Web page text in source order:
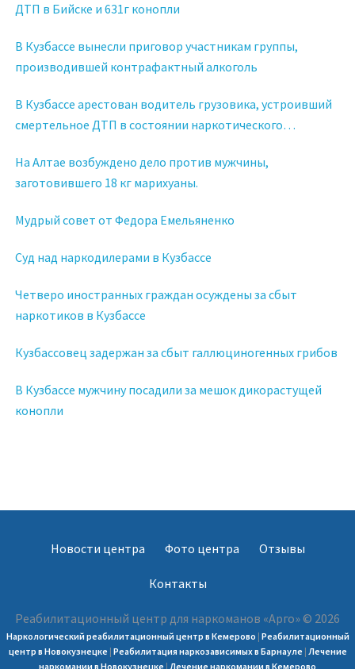
ДТП в Бийске и 631г конопли
В Кузбассе вынесли приговор участникам группы,
производившей контрафактный алкоголь
В Кузбассе арестован водитель грузовика, устроивший
смертельное ДТП в состоянии наркотического
На Алтае возбуждено дело против мужчины,
заготовившего 18 кг марихуаны.
Мудрый совет от Федора Емельяненко
Суд над наркодилерами в Кузбассе
Четверо иностранных граждан осуждены за сбыт
наркотиков в Кузбассе
Кузбассовец задержан за сбыт галлюциногенных грибов
В Кузбассе мужчину посадили за мешок дикорастущей
конопли
Новости центра Фото центра Отзывы
Контакты
Реабилитационный центр для наркоманов «Арго» © 2026
Наркологический реабилитационный центр в Кемерово | Реабилитационный
центр в Новокузнецке | Реабилитация наркозависимых в Барнауле | Лечение
наркомании в Новокузнецке | Лечение наркомании в Кемерово